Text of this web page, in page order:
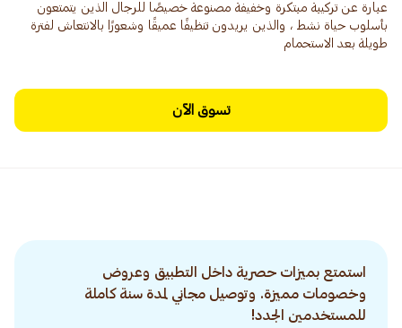
عبارة عن تركيبة مبتكرة وخفيفة مصنوعة خصيصًا للرجال الذين يتمتعون
بأسلوب حياة نشط ، والذين يريدون تنظيفًا عميقًا وشعورًا بالانتعاش لفترة
طويلة بعد الاستحمام
تسوق الآن
استمتع بميزات حصرية داخل التطبيق وعروض
وخصومات مميزة. وتوصيل مجاني لمدة سنة كاملة
للمستخدمين الجدد!